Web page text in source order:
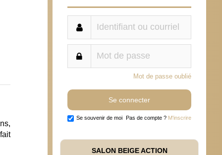
Mot de passe oublié
Se souvenir de moi Pas de compte ? M'inscrire
SALON BEIGE ACTION